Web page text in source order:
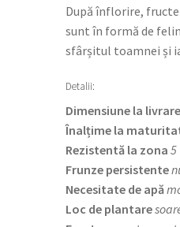
După înflorire,
sunt în formă de
sfârșitul toamnei și
Detalii:
Dimensiune la livrare
Înalțime la
Rezistentă la zona 5
Frunze persistente
Necesitate de apă
Loc de plantare